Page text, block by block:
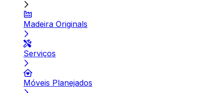
Madeira Originals
Serviços
Móveis Planejados